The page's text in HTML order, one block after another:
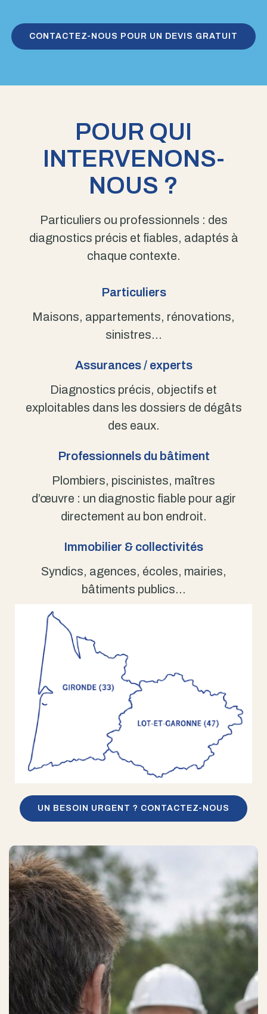
CONTACTEZ-NOUS POUR UN DEVIS GRATUIT
POUR QUI
INTERVENONS-
NOUS ?
Particuliers ou professionnels : des
diagnostics précis et fiables, adaptés à
chaque contexte.
Particuliers
Maisons, appartements, rénovations,
sinistres…
Assurances / experts
Diagnostics précis, objectifs et
exploitables dans les dossiers de dégâts
des eaux.
Professionnels du bâtiment
Plombiers, piscinistes, maîtres
d’œuvre : un diagnostic fiable pour agir
directement au bon endroit.
Immobilier & collectivités
Syndics, agences, écoles, mairies,
bâtiments publics…
UN BESOIN URGENT ? CONTACTEZ-NOUS